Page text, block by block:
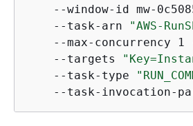
--window-id mw-
    --task-arn
"AWS-
--max-concurrency 1
    --targets
    --task-type
--task-invocation-